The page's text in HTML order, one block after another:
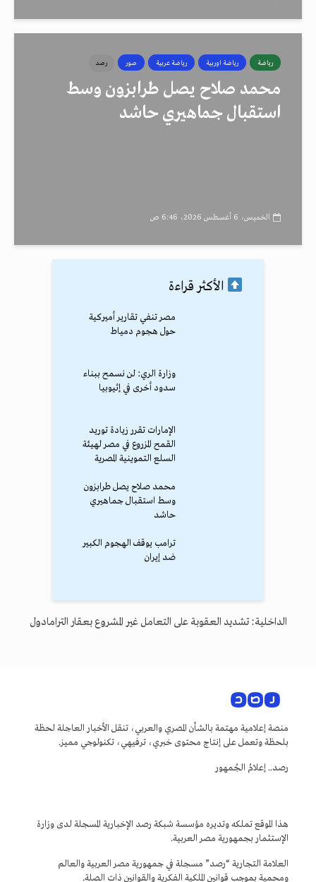
رياضة رياضة اوربية رياضة عربية صور رصد
محمد صلاح يصل طرابزون وسط
استقبال جماهيري حاشد
الخميس، 6 أغسطس 2026، 6:46 ص
الأكثر قراءة
مصر تنفي تقارير أميركية
حول هجوم دمياط
وزارة الري: لن نسمح ببناء
سدود أخرى في إثيوبيا
الإمارات تقرر زيادة توريد
القمح المزروع في مصر لهيئة
السلع التموينية المصرية
محمد صلاح يصل طرابزون
وسط استقبال جماهيري
حاشد
ترامب يوقف الهجوم الكبير
ضد إيران
الداخلية: تشديد العقوبة على التعامل غير المشروع بعقار الترامادول
منصة إعلامية مهتمة بالشأن المصري والعربي، تنقل الأخبار العاجلة لحظة
بلحظة وتعمل على إنتاج محتوى خبري، ترفيهي، تكنولوجي مميز.
رصد.. إعلامُ الجُمهور
هذا الموقع تملكه وتديره مؤسسة شبكة رصد الإخبارية المسجلة لدى وزارة
الإستثمار بجمهورية مصر العربية.
العلامة التجارية “رصد” مسجلة في جمهورية مصر العربية والعالم
ومحمية بموجب قوانين الملكية الفكرية والقوانين ذات الصلة.